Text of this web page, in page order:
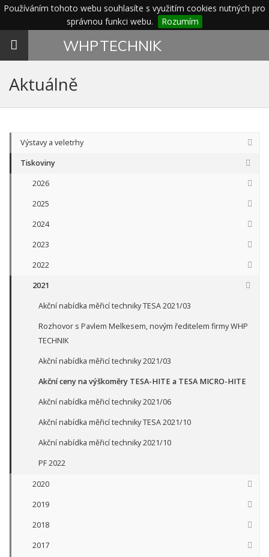
Používáním tohoto webu souhlasíte s využitím cookies nutných pro
správnou funkci webu.
Rozumím
Toggle
WHPTECHNIK
Aktuálně
Výstavy a veletrhy
Tiskoviny
2026
2025
2024
2023
2022
2021
Akční nabídka měřicí techniky TESA 2021/03
Rozhovor s Pavlem Melkesem, novým ředitelem firmy WHP
TECHNIK
Akční nabídka měřicí techniky 2021/03
Akční ceny na výškoměry TESA-HITE a TESA MICRO-HITE
Akční nabídka měřicí techniky 2021/06
Akční nabídka měřicí techniky TESA 2021/10
Akční nabídka měřicí techniky 2021/10
PF 2022
2020
2019
2018
2017